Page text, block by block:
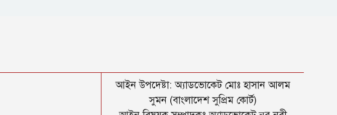
আইন উপদেষ্টা: অ্যাডভোকেট মোঃ হাসান আলম
সুমন (বাংলাদেশ সুপ্রিম কোর্ট)